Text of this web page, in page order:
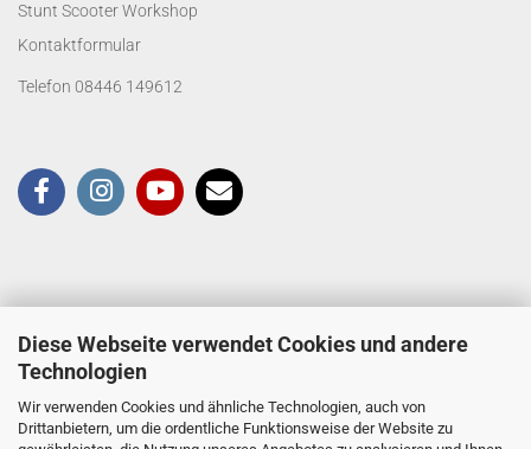
Diese Webseite verwendet Cookies und andere
Technologien
Wir verwenden Cookies und ähnliche Technologien, auch von
Drittanbietern, um die ordentliche Funktionsweise der Website zu
Stunt Scooter Workshop
Kontaktformular
Telefon 08446 149612